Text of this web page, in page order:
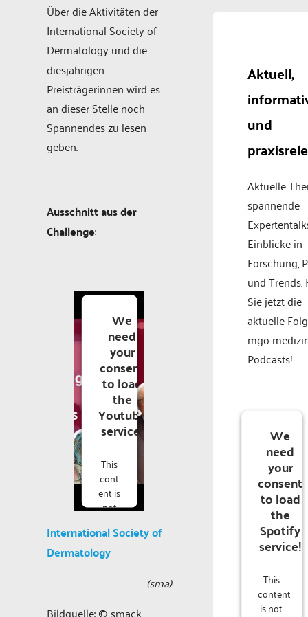
Über die Aktivitäten der
International Society of
Dermatologyund die
diesjährigen
Preisträgerinnen wird es
an dieser Stelle noch
Spannendes zu lesen
geben.
Ausschnitt aus der
Challenge:
We
need
your
consent
to load
the
Youtube
service!
This
cont
ent is
not
itted
to
load
track
International Society of
Dermatology
(sma)
Bildquelle: © smack
Aktuell,
und
Aktuelle
spannende
Einblicke in
Forschung,
und Trends.
Sie jetzt die
aktuelle
mgo
Podcasts!
We
need
your
consent
to load
the
Spotify
service!
This
content
is not